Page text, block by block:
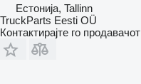
Естонија, Tallinn
TruckParts Eesti OÜ
Контактирајте го продавачот